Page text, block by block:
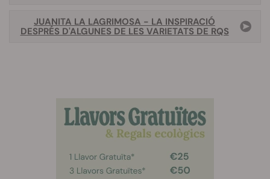
JUANITA LA LAGRIMOSA - LA INSPIRACIÓ
DESPRÉS D'ALGUNES DE LES VARIETATS DE RQS